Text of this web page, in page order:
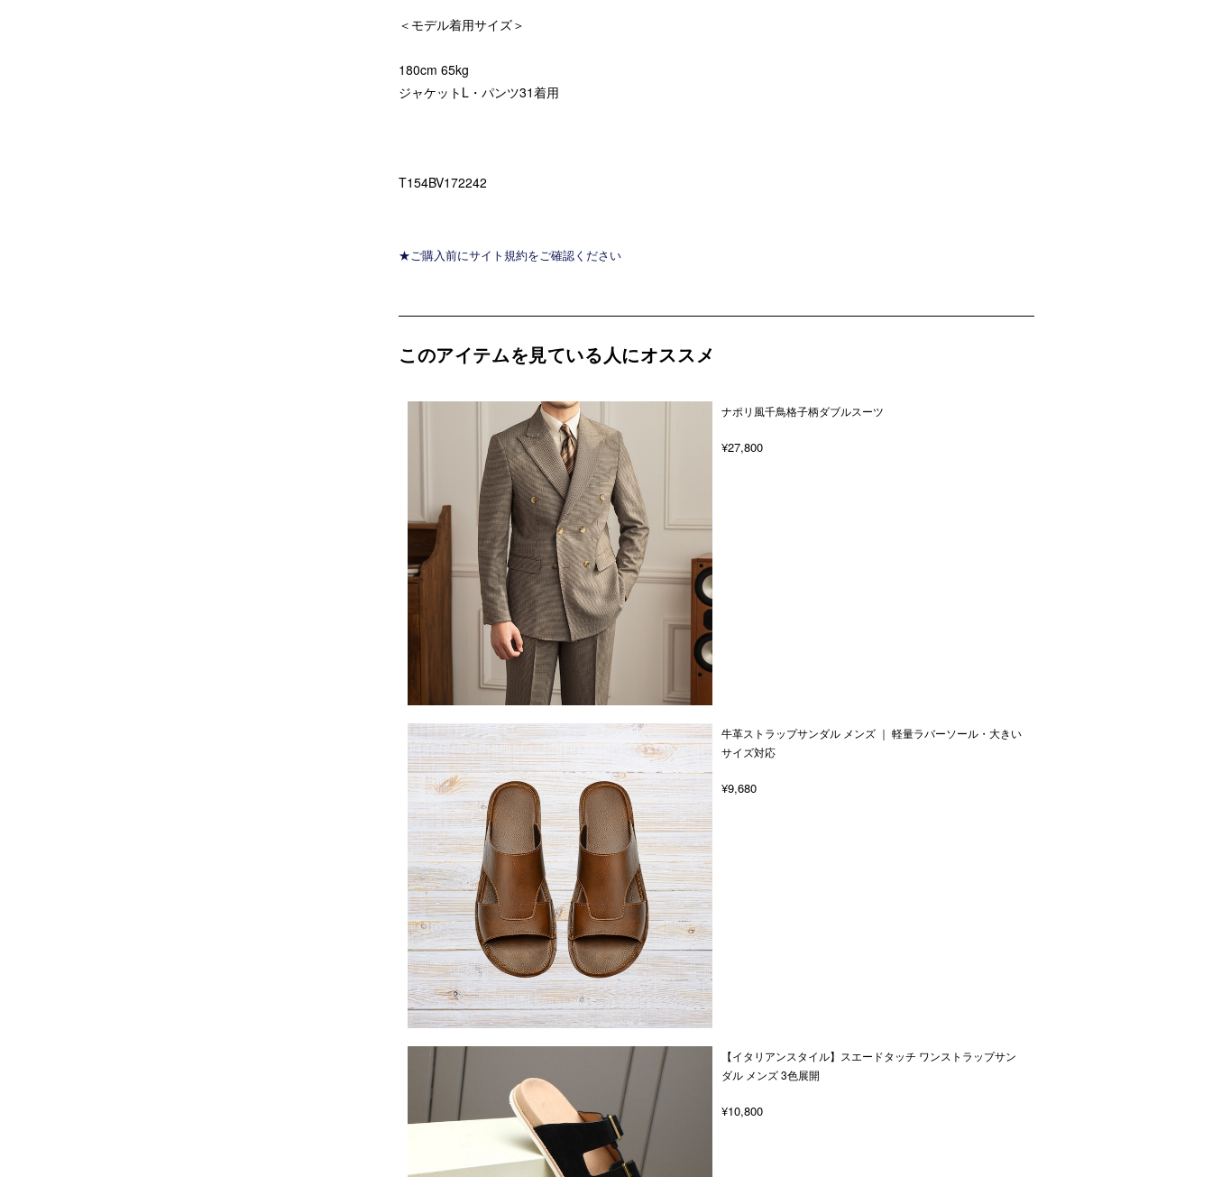
＜モデル着用サイズ＞
180cm 65kg
ジャケットL・パンツ31着用
T154BV172242
★ご購入前にサイト規約をご確認ください
このアイテムを見ている人にオススメ
ナポリ風千鳥格子柄ダブルスーツ
¥27,800
牛革ストラップサンダル メンズ ｜ 軽量ラバーソール・大きい
サイズ対応
¥9,680
【イタリアンスタイル】スエードタッチ ワンストラップサン
ダル メンズ 3色展開
¥10,800